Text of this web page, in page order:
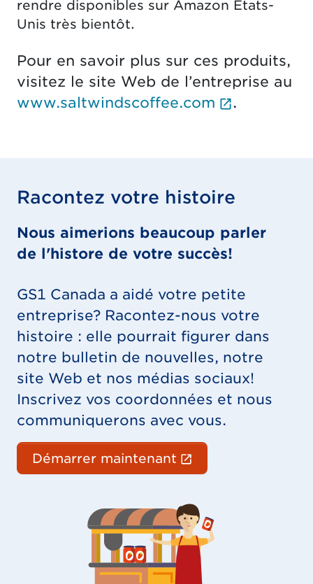
rendre disponibles sur Amazon États-
Unis très bientôt.
Pour en savoir plus sur ces produits,
visitez le site Web de l’entreprise au
www.saltwindscoffee.com
(Le lien
.
Racontez votre histoire
Nous aimerions beaucoup parler
de l'histore de votre succès!
GS1 Canada a aidé votre petite
entreprise? Racontez-nous votre
histoire : elle pourrait figurer dans
notre bulletin de nouvelles, notre
site Web et nos médias sociaux!
Inscrivez vos coordonnées et nous
communiquerons avec vous.
Démarrer maintenant